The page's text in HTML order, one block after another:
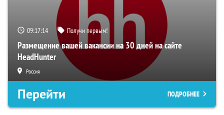
09:17:13 Получи первым!
Размещение вашей вакансии на 30 дней на сайте
HeadHunter
Россия
Перейти ПОДРОБНЕЕ